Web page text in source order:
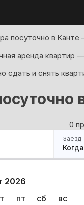
посуточно в
аренда квартир
сдать и снять
0
Заезд
Когда
2026
пт сб вс